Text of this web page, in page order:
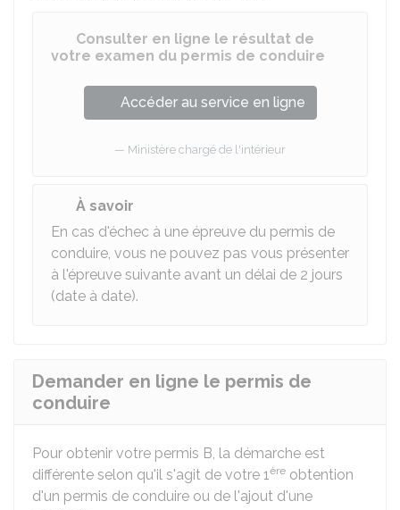
Consulter en ligne le résultat de
votre examen du permis de conduire
Accéder au service en ligne
Ministère chargé de l'intérieur
À savoir
En cas d'échec à une épreuve du permis de
conduire, vous ne pouvez pas vous présenter
à l'épreuve suivante avant un délai de 2 jours
(date à date).
Demander en ligne le permis de
conduire
Pour obtenir votre permis B, la démarche est
différente selon qu'il s'agit de votre 1ère obtention
d'un permis de conduire ou de l'ajout d'une